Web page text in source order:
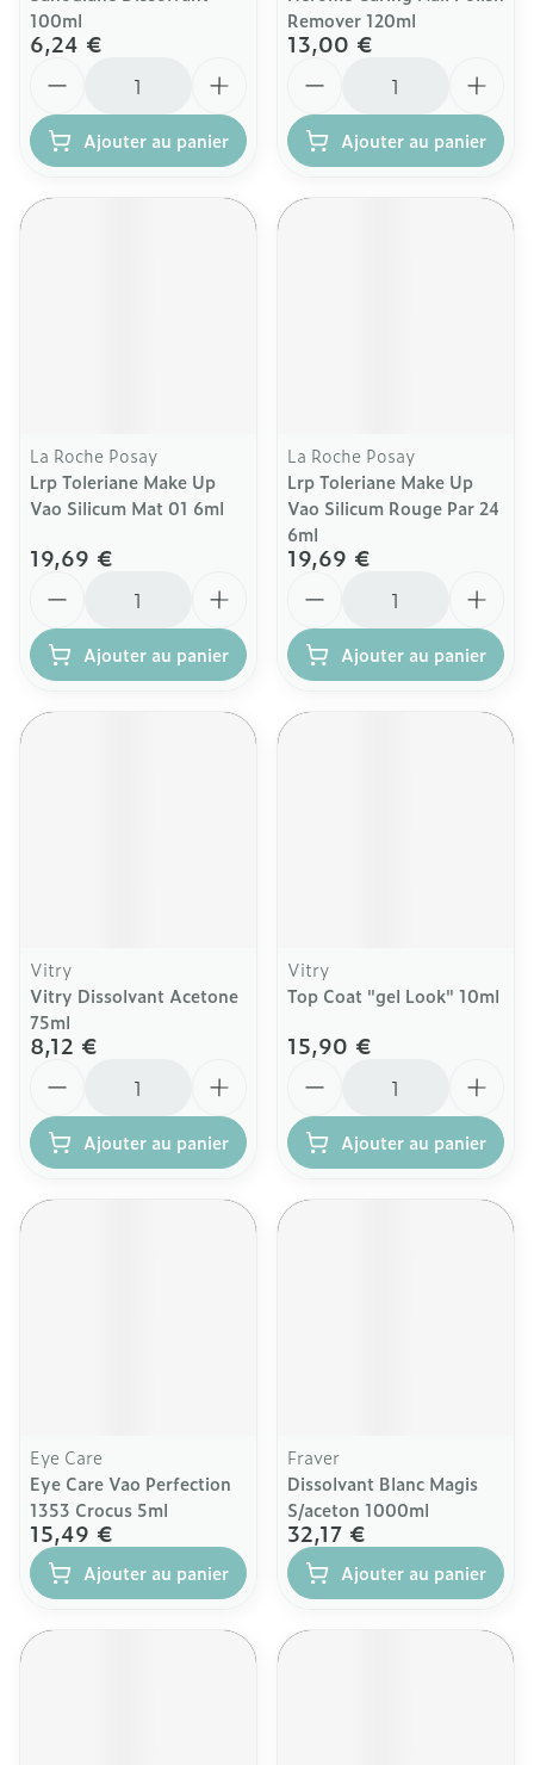
100ml
6,24 €
Ajouter au panier
Remover 120ml
13,00 €
Ajouter au panier
La Roche Posay
Lrp Toleriane Make Up
Vao Silicum Mat 01 6ml
19,69 €
Ajouter au panier
La Roche Posay
Lrp Toleriane Make Up
Vao Silicum Rouge Par 24
6ml
19,69 €
Ajouter au panier
Vitry
Vitry Dissolvant Acetone
75ml
8,12 €
Ajouter au panier
Vitry
Top Coat "gel Look" 10ml
15,90 €
Ajouter au panier
Eye Care
Eye Care Vao Perfection
1353 Crocus 5ml
15,49 €
Ajouter au panier
Fraver
Dissolvant Blanc Magis
S/aceton 1000ml
32,17 €
Ajouter au panier